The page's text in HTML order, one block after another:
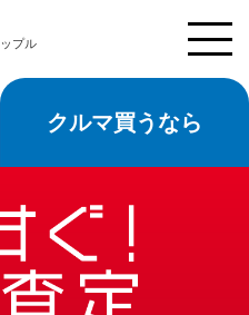
プル
クルマ買うなら